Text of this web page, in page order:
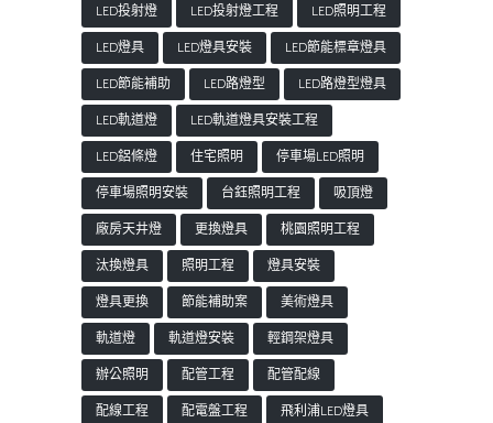
LED投射燈
LED投射燈工程
LED照明工程
LED燈具
LED燈具安裝
LED節能標章燈具
LED節能補助
LED路燈型
LED路燈型燈具
LED軌道燈
LED軌道燈具安裝工程
LED鋁條燈
住宅照明
停車場LED照明
停車場照明安裝
台鈺照明工程
吸頂燈
廠房天井燈
更換燈具
桃園照明工程
汰換燈具
照明工程
燈具安裝
燈具更換
節能補助案
美術燈具
軌道燈
軌道燈安裝
輕鋼架燈具
辦公照明
配管工程
配管配線
配線工程
配電盤工程
飛利浦LED燈具